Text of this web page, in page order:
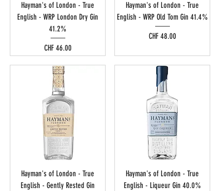
Hayman's of London - True
English - WRP London Dry Gin
41.2%
Preis
CHF 46.00
Hayman's of London - True
English - WRP Old Tom Gin 41.4%
Preis
CHF 48.00
Hayman's of London - True
English - Gently Rested Gin
Hayman's of London - True
English - Liqueur Gin 40.0%